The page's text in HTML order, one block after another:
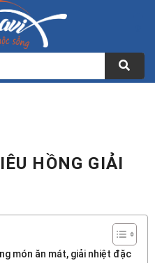
HỒNG GIẢI
món ăn mát, giải nhiệt đặc